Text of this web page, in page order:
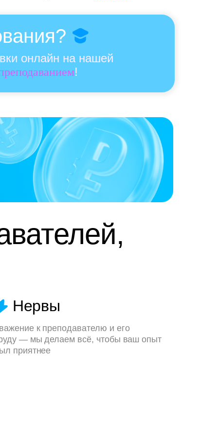
онлайн на нашей
!
Нервы
к преподавателю и его
— мы делаем всё, чтобы ваш опыт
приятнее